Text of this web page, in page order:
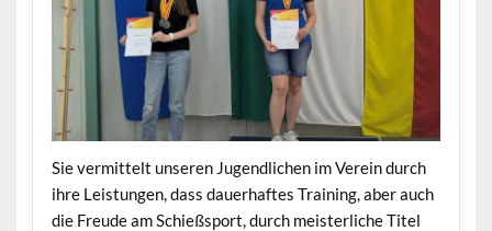
Sie vermittelt unseren Jugendlichen im Verein durch
ihre Leistungen, dass dauerhaftes Training, aber auch
die Freude am Schießsport, durch meisterliche Titel